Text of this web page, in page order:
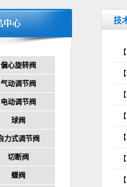
偏心旋转阀
气动调节阀
电动调节阀
球阀
力式调节阀
切断阀
蝶阀
技